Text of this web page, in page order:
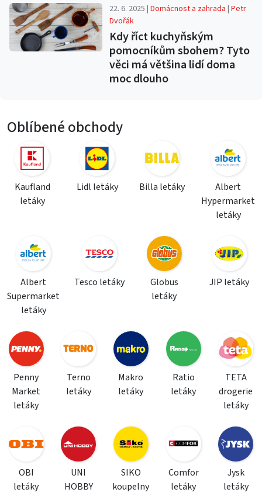
22. 6. 2025 |Domácnost a zahrada |Petr
Dvořák
Kdy říct kuchyňským
pomocníkům sbohem? Tyto
věci má většina lidí doma
moc dlouho
Oblíbené obchody
Kaufland
letáky
Lidl letáky Billa letáky
Albert
Hypermarket
letáky
Albert
Supermarket
letáky
Tesco letáky
Globus
letáky
JIP letáky
Penny
Market
letáky
Terno
letáky
Makro
letáky
Ratio
letáky
TETA
drogerie
letáky
OBI
letáky
UNI
HOBBY
SIKO
koupelny
Comfor
letáky
Jysk
letáky